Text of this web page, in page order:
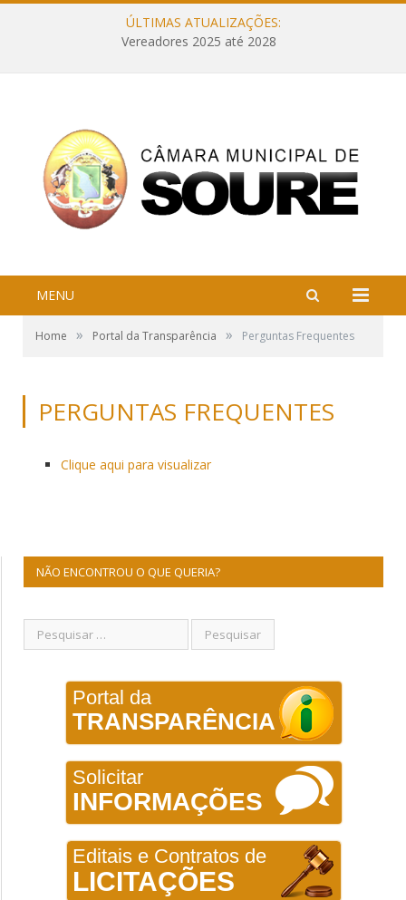
ÚLTIMAS ATUALIZAÇÕES:
Vereadores 2025 até 2028
MENU
Home » Portal da Transparência » Perguntas Frequentes
PERGUNTAS FREQUENTES
Clique aqui para visualizar
NÃO ENCONTROU O QUE QUERIA?
Portal da
TRANSPARÊNCIA
Solicitar
INFORMAÇÕES
Editais e Contratos de
LICITAÇÕES